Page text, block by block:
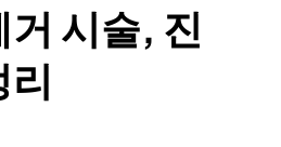
거 시술, 진
리